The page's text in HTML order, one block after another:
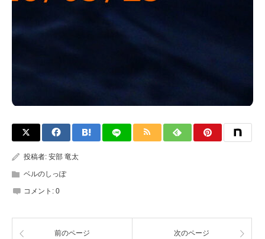
投稿者: 安部 竜太
ベルのしっぽ
コメント: 0
前のページ 次のページ